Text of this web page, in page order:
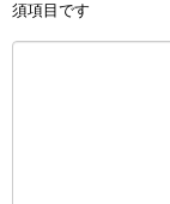
須項目です